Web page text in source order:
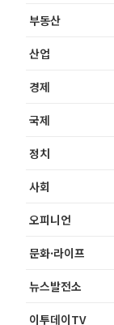
부동산
산업
경제
국제
정치
사회
오피니언
문화·라이프
뉴스발전소
이투데이TV